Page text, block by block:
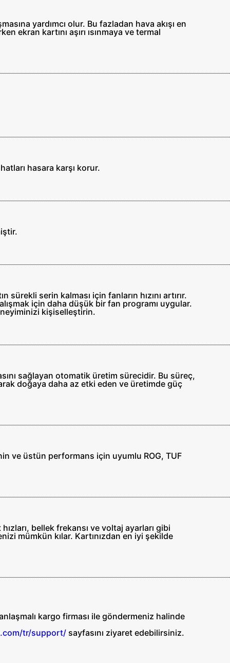
yardımcı olur. Bu fazladan hava akışı en
ekran kartını aşırı ısınmaya ve termal
hasara karşı korur.
serin kalması için fanların hızını artırır.
için daha düşük bir fan programı uygular.
kişiselleştirin.
sağlayan otomatik üretim sürecidir. Bu süreç,
doğaya daha az etki eden ve üretimde güç
ve üstün performans için uyumlu ROG, TUF
bellek frekansı ve voltaj ayarları gibi
mümkün kılar. Kartınızdan en iyi şekilde
kargo firması ile göndermeniz halinde
tr/support/ sayfasını ziyaret edebilirsiniz.